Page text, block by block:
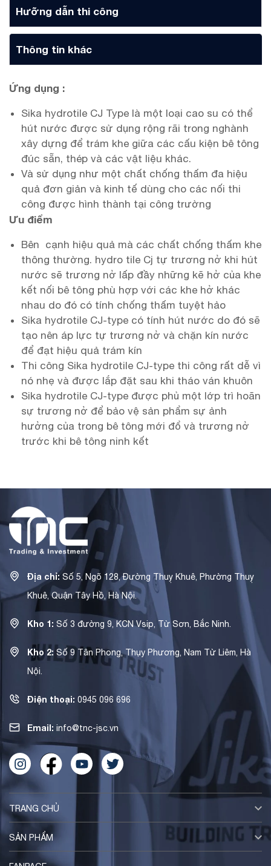
Hưỡng dẫn thi công
Thông tin khác
Ứng dụng :
Sika hydrotile CJ Type là một loại cao su có thể
hút nước được sử dụng rộng rãi trong nghành
xây dựng để trám khe giữa các cấu kiện bê tông
đúc sẵn, thép và các vật liệu khác.
Và sử dụng như một chất chống thấm đa hiệu
quả đơn giản và kinh tế dùng cho các nối thi
công được hình thành tại công trường
Ưu điểm
Bên cạnh hiệu quả mà các chất chống thấm khe
thông thường. hydro tile Cj tự trương nở khi hút
nước sẽ trương nở lấp đầy những kẽ hở của khe
kết nối bê tông phù hợp với các khe hở khác
nhau do đó có tính chống thấm tuyệt hảo
Sika hydrotile CJ-type có tính hút nước do đó sẽ
tạo nên áp lực tự trương nở và chặn kín nước
để đạt hiệu quả trám kín
Thi công Sika hydrotile CJ-type thi công rất dễ vì
nó nhẹ và được lắp đặt sau khi tháo ván khuôn
Sika hydrotile CJ-type được phủ một lớp trì hoãn
sự trương nở để bảo vệ sản phẩm sự ảnh
hưởng của trong bê tông mới đổ và trương nở
trước khi bê tông ninh kết
Địa chỉ: Số 5, Ngõ 128, Đường Thuỵ Khuê, Phường Thuỵ
Khuê, Quận Tây Hồ, Hà Nội.
Kho 1: Số 3 đường 9, KCN Vsip, Từ Sơn, Bắc Ninh.
Kho 2: Số 9 Tân Phong, Thụy Phương, Nam Từ Liêm, Hà
Nội.
Điện thoại: 0945 096 696
Email: info@tnc-jsc.vn
TRANG CHỦ
SẢN PHẨM